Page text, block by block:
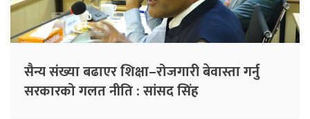
सैन्य संख्या बढाएर शिक्षा–रोजगारी बेवास्ता गर्नु
सरकारको गलत नीति : सांसद सिंह